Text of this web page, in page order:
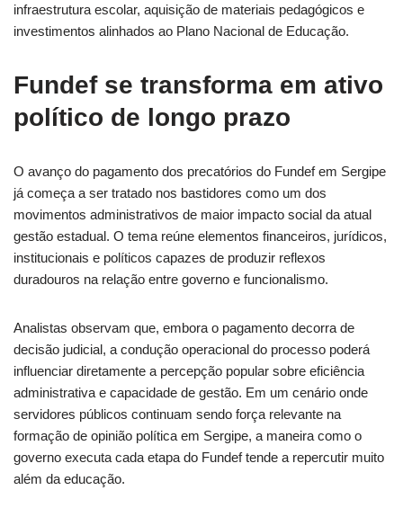
infraestrutura escolar, aquisição de materiais pedagógicos e
investimentos alinhados ao Plano Nacional de Educação.
Fundef se transforma em ativo
político de longo prazo
O avanço do pagamento dos precatórios do Fundef em Sergipe
já começa a ser tratado nos bastidores como um dos
movimentos administrativos de maior impacto social da atual
gestão estadual. O tema reúne elementos financeiros, jurídicos,
institucionais e políticos capazes de produzir reflexos
duradouros na relação entre governo e funcionalismo.
Analistas observam que, embora o pagamento decorra de
decisão judicial, a condução operacional do processo poderá
influenciar diretamente a percepção popular sobre eficiência
administrativa e capacidade de gestão. Em um cenário onde
servidores públicos continuam sendo força relevante na
formação de opinião política em Sergipe, a maneira como o
governo executa cada etapa do Fundef tende a repercutir muito
além da educação.